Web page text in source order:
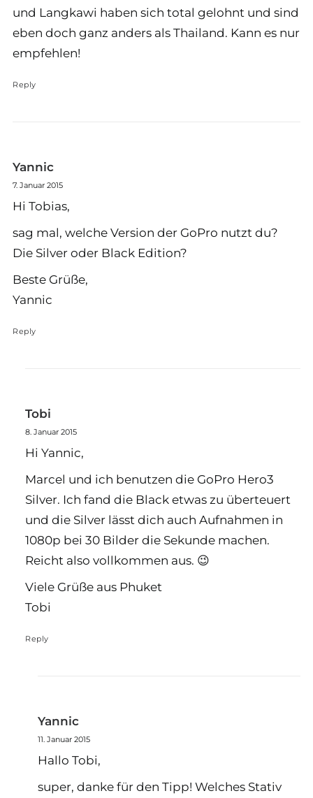
und Langkawi haben sich total gelohnt und sind
eben doch ganz anders als Thailand. Kann es nur
empfehlen!
Reply
Yannic
7. Januar 2015
Hi Tobias,
sag mal, welche Version der GoPro nutzt du?
Die Silver oder Black Edition?
Beste Grüße,
Yannic
Reply
Tobi
8. Januar 2015
Hi Yannic,
Marcel und ich benutzen die GoPro Hero3
Silver. Ich fand die Black etwas zu überteuert
und die Silver lässt dich auch Aufnahmen in
1080p bei 30 Bilder die Sekunde machen.
Reicht also vollkommen aus. 😉
Viele Grüße aus Phuket
Tobi
Reply
Yannic
11. Januar 2015
Hallo Tobi,
super, danke für den Tipp! Welches Stativ